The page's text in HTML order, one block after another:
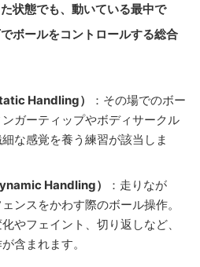
状態でも、動いている最中で
ボールをコントロールする総合
Handling）
：その場でのボー
ガーティップやボディサークル
な感覚を養う練習が該当しま
Handling）
：走りなが
ンスをかわす際のボール操作。
やフェイント、切り返しなど、
含まれます。